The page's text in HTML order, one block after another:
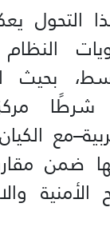
التحول
بحيث
شرطًا
ضمن